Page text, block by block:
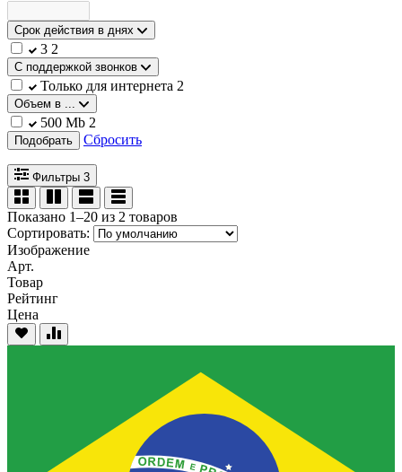
Срок действия в днях
3 2
С поддержкой звонков
Только для интернета 2
Объем в ...
500 Mb 2
Подобрать Сбросить
Фильтры 3
Показано 1–20 из 2 товаров
Сортировать:
Изображение
Арт.
Товар
Рейтинг
Цена